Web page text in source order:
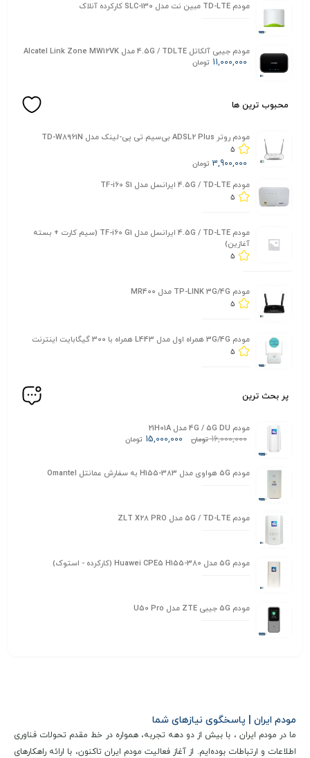
مودم TD-LTE مبین نت مدل SLC-130 کارکرده آنلاک
مودم جیبی آلکاتل 4.5G / TDLTE مدل Alcatel Link Zone MW12VK
11,000,000 تومان
محبوب ترین ها
مودم روتر ADSL2 Plus بی‌سیم تی پی-لینک مدل TD-W8961N
5
3,900,000 تومان
مودم 4.5G / TD-LTE ایرانسل مدل TF-i60 S1
5
مودم 4.5G / TD-LTE ایرانسل مدل TF-i60 G1 (سیم کارت + بسته
آغازین)
5
مودم TP-LINK 3G/4G مدل MR400
5
مودم 3G/4G همراه اول مدل L443 همراه با 300 گیگابایت اینترنت
5
پر بحث ترین
مودم 4G / 5G DU مدل 21H01A
16,000,000 تومان 15,000,000 تومان
مودم 5G هواوی مدل H155-383 به سفارش عمانتل Omantel
مودم 5G / TD-LTE مدل ZLT X28 PRO
مودم 5G مدل Huawei CPE5 H155-380 (کارکرده - استوک)
مودم 5G جیبی ZTE مدل U50 Pro
مودم ایران | پاسخگوی نیازهای شما
ما در مودم ایران ، با بیش از دو دهه تجربه، همواره در خط مقدم تحولات فناوری
اطلاعات و ارتباطات بوده‌ایم. از آغاز فعالیت مودم ایران تاکنون، با ارائه راهکارهای